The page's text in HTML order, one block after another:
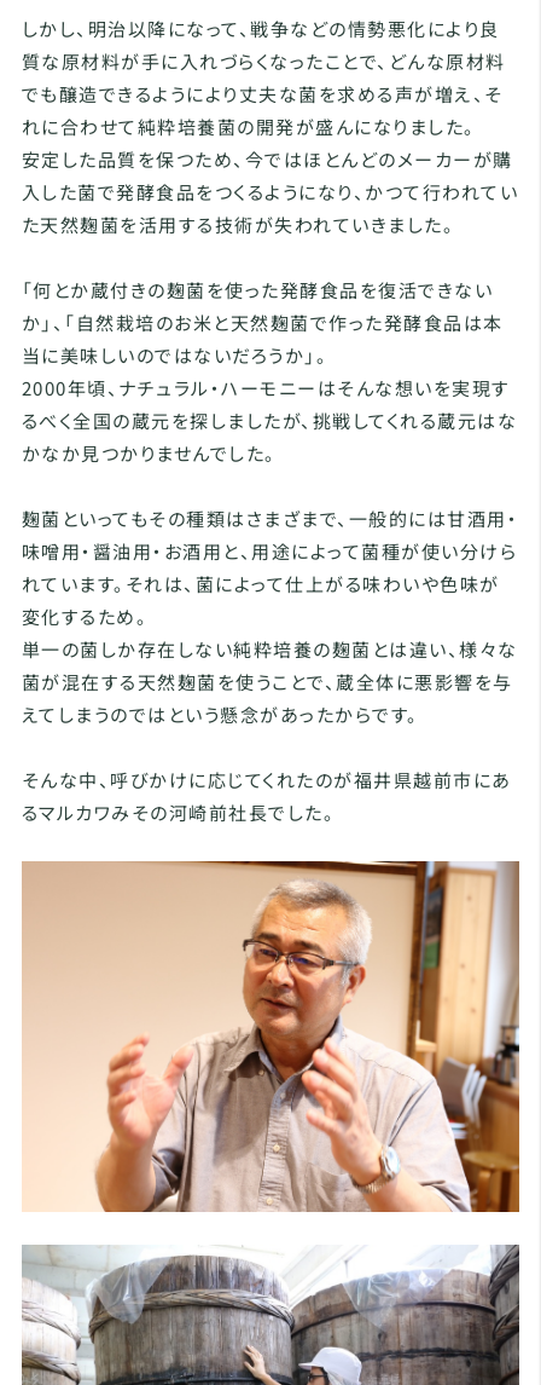
しかし、明治以降になって、戦争などの情勢悪化により良
質な原材料が手に入れづらくなったことで、どんな原材料
でも醸造できるようにより丈夫な菌を求める声が増え、そ
れに合わせて純粋培養菌の開発が盛んになりました。
安定した品質を保つため、今ではほとんどのメーカーが購
入した菌で発酵食品をつくるようになり、かつて行われてい
た天然麹菌を活用する技術が失われていきました。
「何とか蔵付きの麹菌を使った発酵食品を復活できない
か」、「自然栽培のお米と天然麹菌で作った発酵食品は本
当に美味しいのではないだろうか」。
2000年頃、ナチュラル・ハーモニーはそんな想いを実現す
るべく全国の蔵元を探しましたが、挑戦してくれる蔵元はな
かなか見つかりませんでした。
麹菌といってもその種類はさまざまで、一般的には甘酒用・
味噌用・醤油用・お酒用と、用途によって菌種が使い分けら
れています。それは、菌によって仕上がる味わいや色味が
変化するため。
単一の菌しか存在しない純粋培養の麹菌とは違い、様々な
菌が混在する天然麹菌を使うことで、蔵全体に悪影響を与
えてしまうのではという懸念があったからです。
そんな中、呼びかけに応じてくれたのが福井県越前市にあ
るマルカワみその河崎前社長でした。